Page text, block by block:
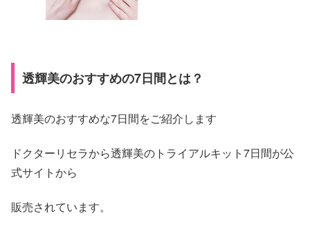
透輝美のおすすめの7日間とは？
透輝美のおすすめな7日間をご紹介します
ドクターリセラから透輝美のトライアルキット7日間が公
式サイトから
販売されています。